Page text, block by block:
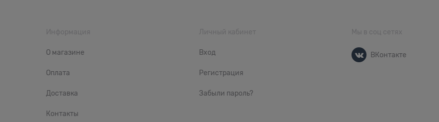
Информация
О магазине
Оплата
Доставка
Контакты
Личный кабинет
Вход
Регистрация
Забыли пароль?
Мы в соц сетях
ВКонтакте